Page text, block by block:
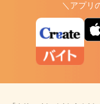
＼アプリ
ア